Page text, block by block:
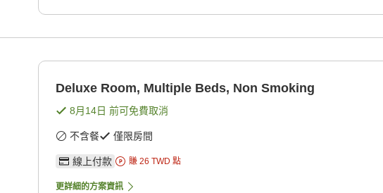
Deluxe Room, Multiple Beds, Non Smoking
8月14日 前可免費取消
不含餐 僅限房間
線上付款 賺 26 TWD 點
更詳細的方案資訊